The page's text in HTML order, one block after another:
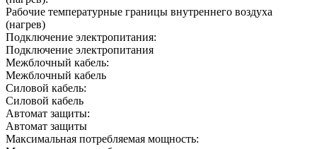
Рабочие температурные границы внутреннего воздуха
(нагрев)
Подключение электропитания:
Подключение электропитания
Межблочный кабель:
Межблочный кабель
Силовой кабель:
Силовой кабель
Автомат защиты:
Автомат защиты
Максимальная потребляемая мощность: